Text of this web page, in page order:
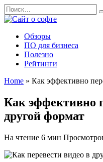
Перейти
к
содержанию
Search
for:
Обзоры
ПО для бизнеса
Полезно
Рейтинги
Home » Как эффективно
Как эффективно
другой формат
На чтение 6 мин